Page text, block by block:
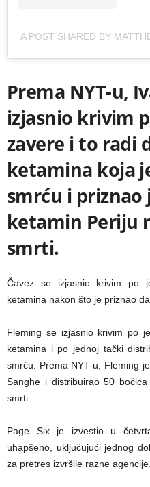
A POST SHARED BY
Prema NYT-u,
izjasnio krivim
zavere i to radi
ketamina koja
smrću i priznao
ketamin Periju
smrti.
Čavez se izjasnio krivim po
ketamina nakon što je priznao
Fleming se izjasnio krivim po
ketamina i po jednoj tački
smrću. Prema NYT-u, Fleming
Sanghe i distribuirao 50
smrti.
Page Six je izvestio u
uhapšeno, uključujući jednog
za pretres izvršile razne agencije.